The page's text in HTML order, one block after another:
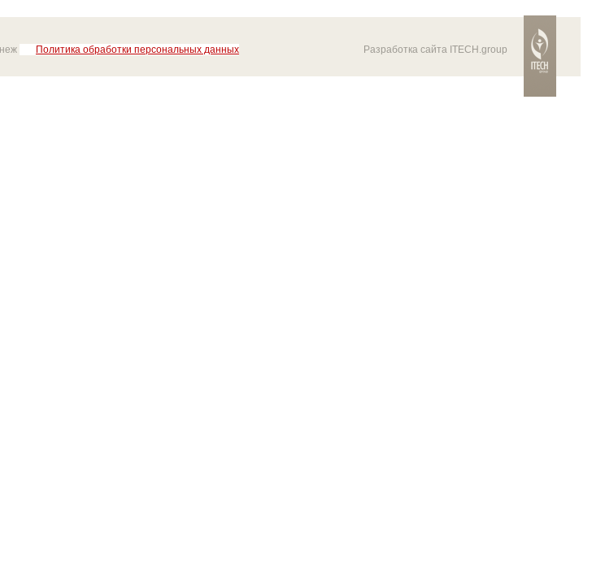
Политика обработки персональных данных Разработка сайта ITECH.group